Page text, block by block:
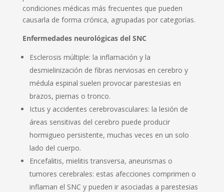
condiciones médicas más frecuentes que pueden
causarla de forma crónica, agrupadas por categorías.
Enfermedades neurológicas del SNC
Esclerosis múltiple: la inflamación y la
desmielinización de fibras nerviosas en cerebro y
médula espinal suelen provocar parestesias en
brazos, piernas o tronco.
Ictus y accidentes cerebrovasculares: la lesión de
áreas sensitivas del cerebro puede producir
hormigueo persistente, muchas veces en un solo
lado del cuerpo.
Encefalitis, mielitis transversa, aneurismas o
tumores cerebrales: estas afecciones comprimen o
inflaman el SNC y pueden ir asociadas a parestesias